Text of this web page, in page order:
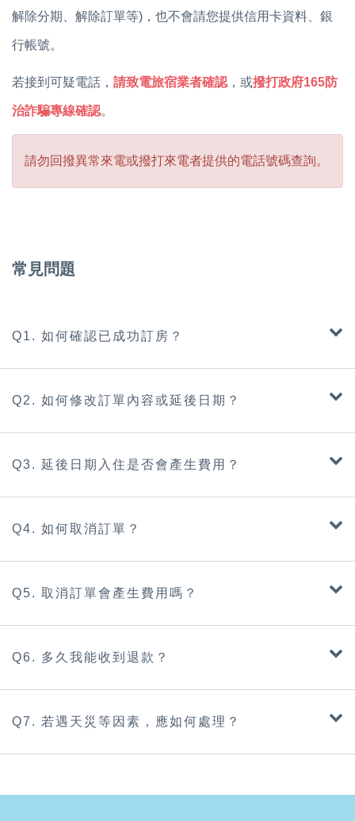
解除分期、解除訂單等)，也不會請您提供信用卡資料、銀
行帳號。
若接到可疑電話， 請致電旅宿業者確認 ，或撥打政府165防
治詐騙專線確認。
請勿回撥異常來電或撥打來電者提供的電話號碼查詢。
常見問題
Q1. 如何確認已成功訂房？
Q2. 如何修改訂單內容或延後日期？
Q3. 延後日期入住是否會產生費用？
Q4. 如何取消訂單？
Q5. 取消訂單會產生費用嗎？
Q6. 多久我能收到退款？
Q7. 若遇天災等因素，應如何處理？